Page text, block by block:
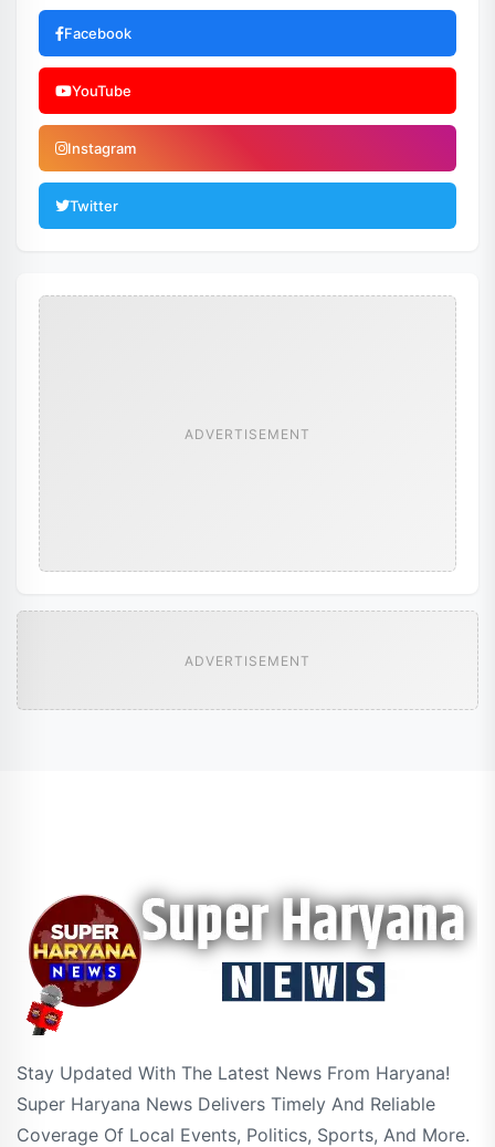
Facebook
YouTube
Instagram
Twitter
ADVERTISEMENT
ADVERTISEMENT
Stay Updated With The Latest News From Haryana!
Super Haryana News Delivers Timely And Reliable
Coverage Of Local Events, Politics, Sports, And More.